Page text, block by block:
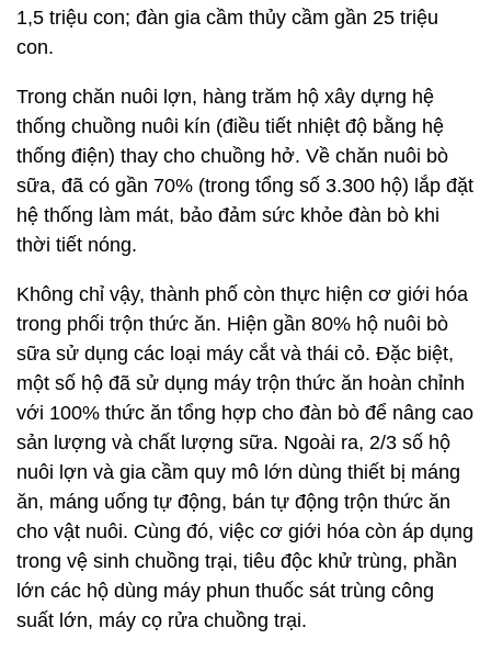
1,5 triệu con; đàn gia cầm thủy cầm gần 25 triệu
con.
Trong chăn nuôi lợn, hàng trăm hộ xây dựng hệ
thống chuồng nuôi kín (điều tiết nhiệt độ bằng hệ
thống điện) thay cho chuồng hở. Về chăn nuôi bò
sữa, đã có gần 70% (trong tổng số 3.300 hộ) lắp đặt
hệ thống làm mát, bảo đảm sức khỏe đàn bò khi
thời tiết nóng.
Không chỉ vậy, thành phố còn thực hiện cơ giới hóa
trong phối trộn thức ăn. Hiện gần 80% hộ nuôi bò
sữa sử dụng các loại máy cắt và thái cỏ. Đặc biệt,
một số hộ đã sử dụng máy trộn thức ăn hoàn chỉnh
với 100% thức ăn tổng hợp cho đàn bò để nâng cao
sản lượng và chất lượng sữa. Ngoài ra, 2/3 số hộ
nuôi lợn và gia cầm quy mô lớn dùng thiết bị máng
ăn, máng uống tự động, bán tự động trộn thức ăn
cho vật nuôi. Cùng đó, việc cơ giới hóa còn áp dụng
trong vệ sinh chuồng trại, tiêu độc khử trùng, phần
lớn các hộ dùng máy phun thuốc sát trùng công
suất lớn, máy cọ rửa chuồng trại.